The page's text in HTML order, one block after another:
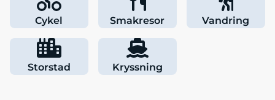
Cykel Smakresor Vandring
Storstad Kryssning